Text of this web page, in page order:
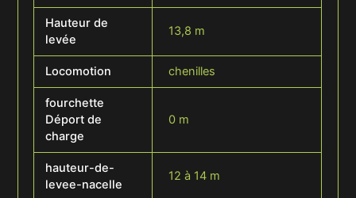
Hauteur de
levée
13,8 m
Locomotion chenilles
fourchette
Déport de
charge
0 m
hauteur-de-
levee-nacelle
12 à 14 m